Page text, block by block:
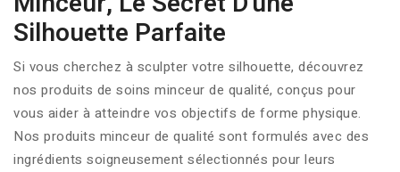
Silhouette Parfaite
Si vous cherchez à sculpter votre silhouette, découvrez
nos produits de soins minceur de qualité, conçus pour
vous aider à atteindre vos objectifs de forme physique.
Nos produits minceur de qualité sont formulés avec des
ingrédients soigneusement sélectionnés pour leurs